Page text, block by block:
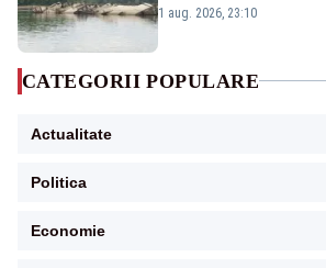
război mondial
1 aug. 2026, 23:10
CATEGORII POPULARE
Actualitate
Politica
Economie